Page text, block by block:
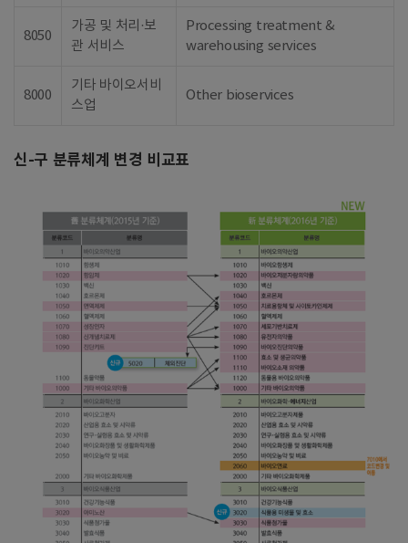
8050
가공 및 처리·보
관 서비스
Processing treatment &
warehousing services
8000
기타 바이오서비
스업
Other bioservices
신-구 분류체계 변경 비교표